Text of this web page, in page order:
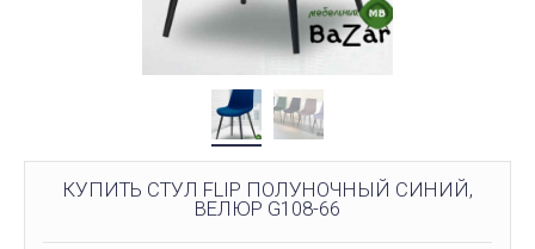
КУПИТЬ СТУЛ FLIP ПОЛУНОЧНЫЙ СИНИЙ,
ВЕЛЮР G108-66